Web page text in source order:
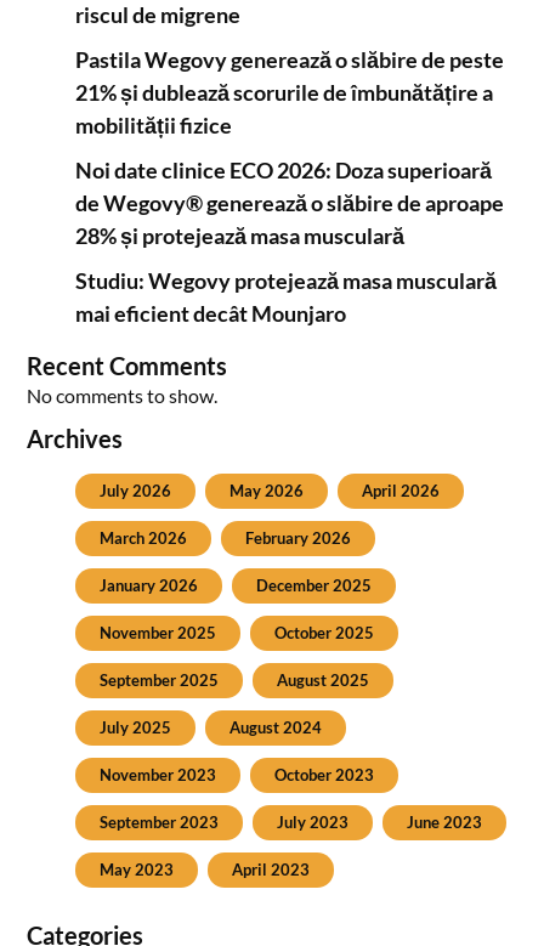
riscul de migrene
Pastila Wegovy generează o slăbire de peste
21% și dublează scorurile de îmbunătățire a
mobilității fizice
Noi date clinice ECO 2026: Doza superioară
de Wegovy® generează o slăbire de aproape
28% și protejează masa musculară
Studiu: Wegovy protejează masa musculară
mai eficient decât Mounjaro
Recent Comments
No comments to show.
Archives
July 2026 May 2026 April 2026
March 2026 February 2026
January 2026 December 2025
November 2025 October 2025
September 2025 August 2025
July 2025 August 2024
November 2023 October 2023
September 2023 July 2023 June 2023
May 2023 April 2023
Categories